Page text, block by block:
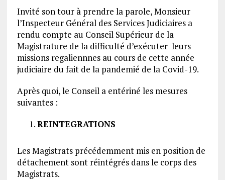
Invité son tour à prendre la parole, Monsieur
l’Inspecteur Général des Services Judiciaires a
rendu compte au Conseil Supérieur de la
Magistrature de la difficulté d’exécuter leurs
missions regaliennnes au cours de cette année
judiciaire du fait de la pandemié de la Covid-19.
Après quoi, le Conseil a entériné les mesures
suivantes :
REINTEGRATIONS
Les Magistrats précédemment mis en position de
détachement sont réintégrés dans le corps des
Magistrats.